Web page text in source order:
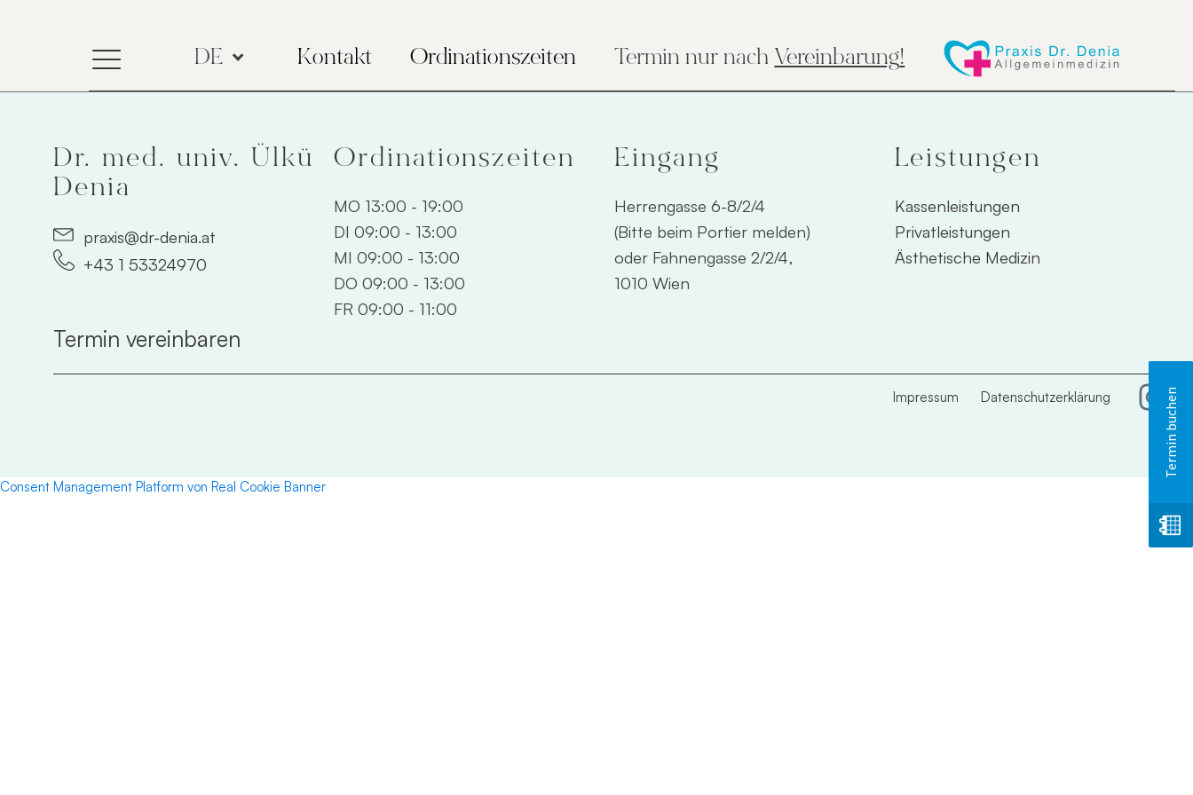
DE Kontakt Ordinationszeiten Termin nur nach Vereinbarung!
Dr. med. univ. Ülkü
Denia
praxis@dr-denia.at
+43 1 53324970
Termin vereinbaren
Ordinationszeiten
MO 13:00 - 19:00
DI 09:00 - 13:00
MI 09:00 - 13:00
DO 09:00 - 13:00
FR 09:00 - 11:00
Eingang
Herrengasse 6-8/2/4
(Bitte beim Portier melden)
oder Fahnengasse 2/2/4,
1010 Wien
Leistungen
Kassenleistungen
Privatleistungen
Ästhetische Medizin
Impressum Datenschutzerklärung
Consent Management Platform von Real Cookie Banner